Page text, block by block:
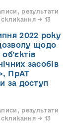
результати
→ 13
2022 року
щодо
засобів
ПрАТ
за доступ
результати
→ 13